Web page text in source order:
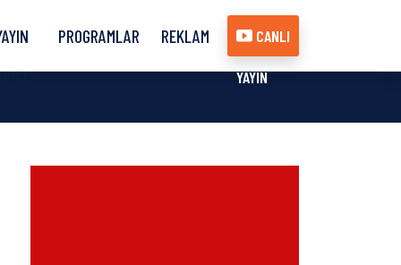
PROGRAMLAR REKLAM CANLI
YAYIN